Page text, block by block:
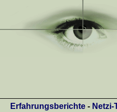
Erfahrungsberichte - Netzi-